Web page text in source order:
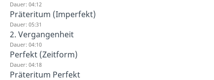
Dauer: 04:12
Präteritum (Imperfekt)
Dauer: 05:31
2. Vergangenheit
Dauer: 04:10
Perfekt (Zeitform)
Dauer: 04:18
Präteritum Perfekt